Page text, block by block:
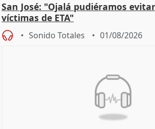
San José: "Ojalá pudiéramos
víctimas de ETA"
Sonido Totales 01/08/2026